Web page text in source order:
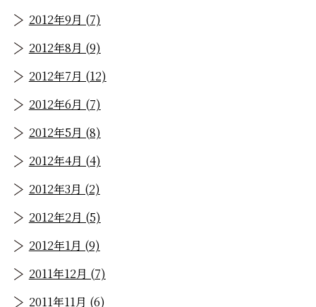
2012年9月 (7)
2012年8月 (9)
2012年7月 (12)
2012年6月 (7)
2012年5月 (8)
2012年4月 (4)
2012年3月 (2)
2012年2月 (5)
2012年1月 (9)
2011年12月 (7)
2011年11月 (6)